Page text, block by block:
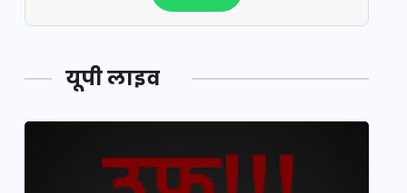
यूपी लाइव